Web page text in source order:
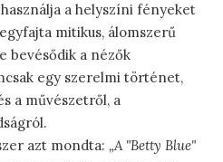
a helyszíni fényeket
mitikus, álomszerű
bevésődik a nézők
egy szerelmi történet,
a művészetről, a
azt mondta: „A "Betty Blue"